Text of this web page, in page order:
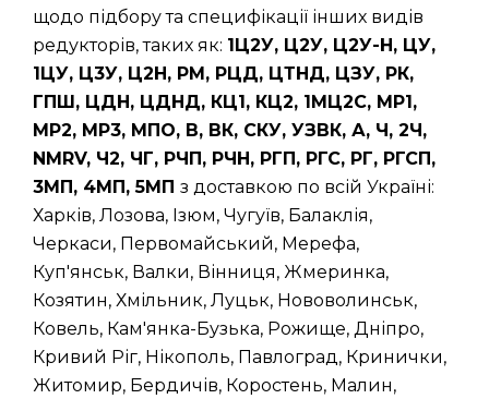
щодо підбору та специфікації інших видів
редукторів, таких як: 1Ц2У, Ц2У, Ц2У-Н, ЦУ,
1ЦУ, Ц3У, Ц2Н, РМ, РЦД, ЦТНД, ЦЗУ, РК,
ГПШ, ЦДН, ЦДНД, КЦ1, КЦ2, 1МЦ2С, МР1,
МР2, МР3, МПО, В, ВК, СКУ, УЗВК, А, Ч, 2Ч,
NMRV, Ч2, ЧГ, РЧП, РЧН, РГП, РГС, РГ, РГСП,
3МП, 4МП, 5МП з доставкою по всій Україні:
Харків, Лозова, Ізюм, Чугуїв, Балаклія,
Черкаси, Первомайський, Мерефа,
Куп'янськ, Валки, Вінниця, Жмеринка,
Козятин, Хмільник, Луцьк, Нововолинськ,
Ковель, Кам'янка-Бузька, Рожище, Дніпро,
Кривий Ріг, Нікополь, Павлоград, Кринички,
Житомир, Бердичів, Коростень, Малин,